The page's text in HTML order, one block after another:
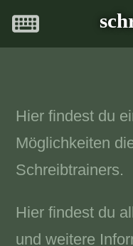
Hier findest du
Möglichkeiten
Schreibtrainers.
Hier findest du
und weitere